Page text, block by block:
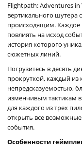
Flightpath: Adventures
вертикального шутера
происходящим. Каждое
повлиять на исход
история которого
сюжетных линий.
Погрузитесь в десять
прокруткой, каждый из
непредсказуемостью,
изменчивым тактикам
для каждого из трех
открыть все
события.
Особенности